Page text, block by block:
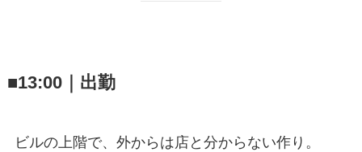
■13:00｜出勤
ビルの上階で、外からは店と分からない作り。